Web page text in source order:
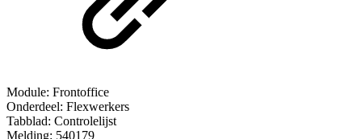
Module: Frontoffice
Onderdeel: Flexwerkers
Tabblad: Controlelijst
Melding: 540179